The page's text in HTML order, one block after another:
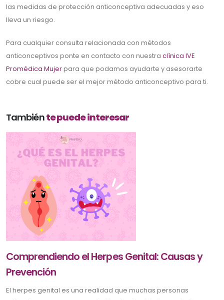
las medidas de protección anticonceptiva adecuadas y eso
lleva un riesgo.
Para cualquier consulta relacionada con métodos
anticonceptivos ponte en contacto con nuestra clínica IVE
Promédica Mujerpara que podamos ayudarte y asesorarte
cobre cual puede ser el mejor método anticonceptivo para ti.
Tambiénte puede interesar
Comprendiendo el Herpes Genital: Causas y
Prevención
El herpes genital es una realidad que muchas personas